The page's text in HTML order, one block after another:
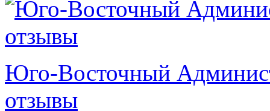
Юго-Восточный
отзывы